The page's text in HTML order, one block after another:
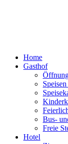
Home
Gasthof
Bus-
Freie
Hotel